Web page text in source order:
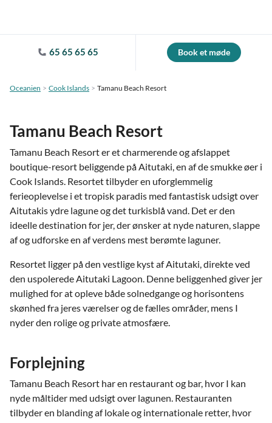
65 65 65 65 Book et møde
Oceanien Cook Islands Tamanu Beach Resort
Tamanu Beach Resort
Tamanu Beach Resort er et charmerende og afslappet
boutique-resort beliggende på Aitutaki, en af de smukke øer i
Cook Islands. Resortet tilbyder en uforglemmelig
ferieoplevelse i et tropisk paradis med fantastisk udsigt over
Aitutakis ydre lagune og det turkisblå vand. Det er den
ideelle destination for jer, der ønsker at nyde naturen, slappe
af og udforske en af verdens mest berømte laguner.
Resortet ligger på den vestlige kyst af Aitutaki, direkte ved
den uspolerede Aitutaki Lagoon. Denne beliggenhed giver jer
mulighed for at opleve både solnedgange og horisontens
skønhed fra jeres værelser og de fælles områder, mens I
nyder den rolige og private atmosfære.
Forplejning
Tamanu Beach Resort har en restaurant og bar, hvor I kan
nyde måltider med udsigt over lagunen. Restauranten
tilbyder en blanding af lokale og internationale retter, hvor